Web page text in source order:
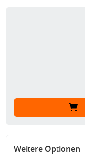
Weitere Optionen